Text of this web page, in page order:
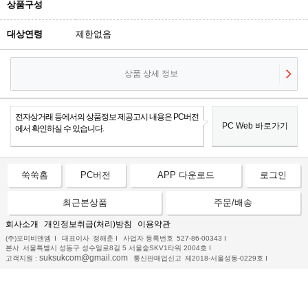
상품구성
대상연령 제한없음
상품 상세 정보
전자상거래 등에서의 상품정보 제공고시 내용은 PC버전
에서 확인하실 수 있습니다.
PC Web 바로가기
쑥쑥홈 PC버전 APP 다운로드 로그인
최근본상품 주문/배송
회사소개 개인정보취급(처리)방침 이용약관
(주)포미비앤엠 I 대표이사 정해춘 I 사업자 등록번호 527-86-00343 I
본사 서울특별시 성동구 성수일로8길 5 서울숲SKV1타워 2004호 I
고객지원 : suksukcom@gmail.com 통신판매업신고 제2018-서울성동-0229호 I